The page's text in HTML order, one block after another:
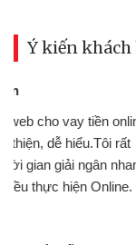
Ý kiến khách